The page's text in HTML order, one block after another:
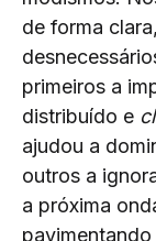
de forma
primeiros a
distribuído e
ajudou a
outros a
a próxima